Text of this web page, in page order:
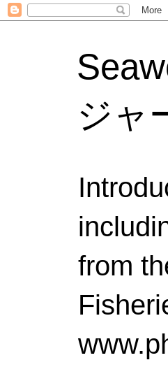
ジャ
from